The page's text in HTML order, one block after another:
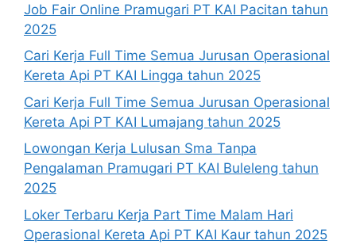
Job Fair Online Pramugari PT KAI Pacitan tahun
2025
Cari Kerja Full Time Semua Jurusan Operasional
Kereta Api PT KAI Lingga tahun 2025
Cari Kerja Full Time Semua Jurusan Operasional
Kereta Api PT KAI Lumajang tahun 2025
Lowongan Kerja Lulusan Sma Tanpa
Pengalaman Pramugari PT KAI Buleleng tahun
2025
Loker Terbaru Kerja Part Time Malam Hari
Operasional Kereta Api PT KAI Kaur tahun 2025